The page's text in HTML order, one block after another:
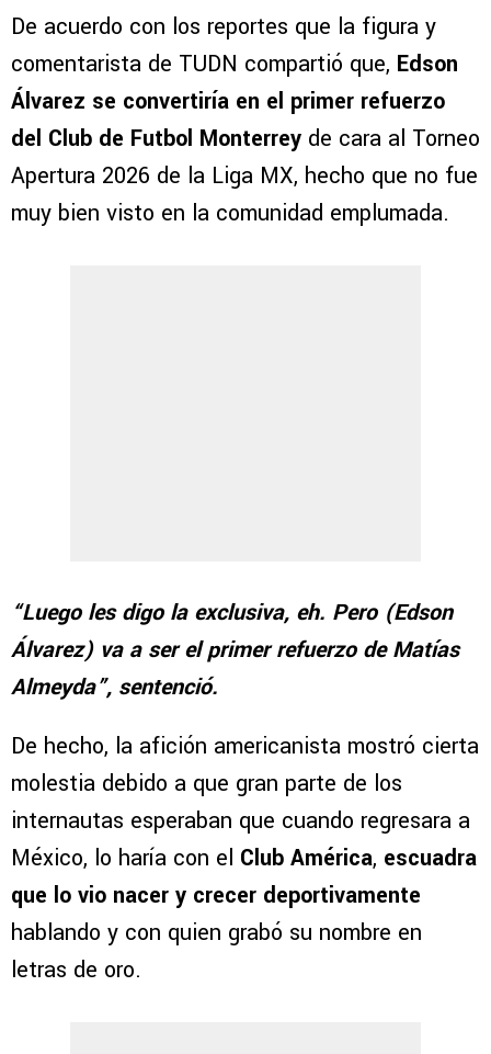
De acuerdo con los reportes que la figura y
comentarista de TUDN compartió que, Edson
Álvarez se convertiría en el primer refuerzo
del Club de Futbol Monterrey de cara al Torneo
Apertura 2026 de la Liga MX, hecho que no fue
muy bien visto en la comunidad emplumada.
“Luego les digo la exclusiva, eh. Pero (Edson
Álvarez) va a ser el primer refuerzo de Matías
Almeyda”, sentenció.
De hecho, la afición americanista mostró cierta
molestia debido a que gran parte de los
internautas esperaban que cuando regresara a
México, lo haría con el Club América, escuadra
que lo vio nacer y crecer deportivamente
hablando y con quien grabó su nombre en
letras de oro.